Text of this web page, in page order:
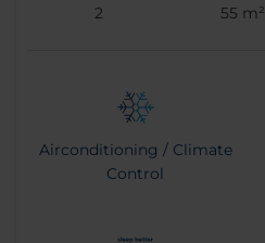
2 55 m²
Airconditioning / Climate
Control